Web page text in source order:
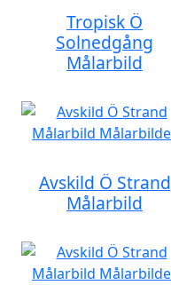
Tropisk Ö
Solnedgång
Målarbild
Avskild Ö Strand
Målarbild